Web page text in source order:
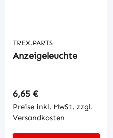
TREX.PARTS
Anzeigeleuchte
Regulärer Preis:
6,65 €
Preise inkl. MwSt. zzgl.
Versandkosten